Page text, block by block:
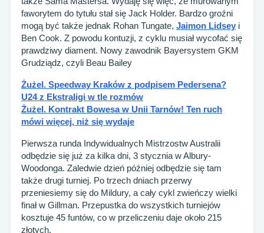
faworytem do tytułu stał się Jack Holder. Bardzo groźni
mogą być także jednak Rohan Tungate, Jaimon Lidsey i
Ben Cook. Z powodu kontuzji, z cyklu musiał wycofać się
prawdziwy diament. Nowy zawodnik Bayersystem GKM
Grudziądz, czyli Beau Bailey
Żużel. Speedway Kraków z podpisem Pedersena?
U24 z Ekstraligi w tle rozmów
Żużel. Kontrakt Bowesa w Unii Tarnów! Ten ruch
mówi więcej, niż się wydaje
Pierwsza runda Indywidualnych Mistrzostw Australii
odbędzie się już za kilka dni, 3 stycznia w Albury-
Woodonga. Zaledwie dzień później odbędzie się tam
także drugi turniej. Po trzech dniach przerwy
przeniesiemy się do Mildury, a cały cykl zwieńczy wielki
finał w Gillman. Przepustka do wszystkich turniejów
kosztuje 45 funtów, co w przeliczeniu daje około 215
złotych.